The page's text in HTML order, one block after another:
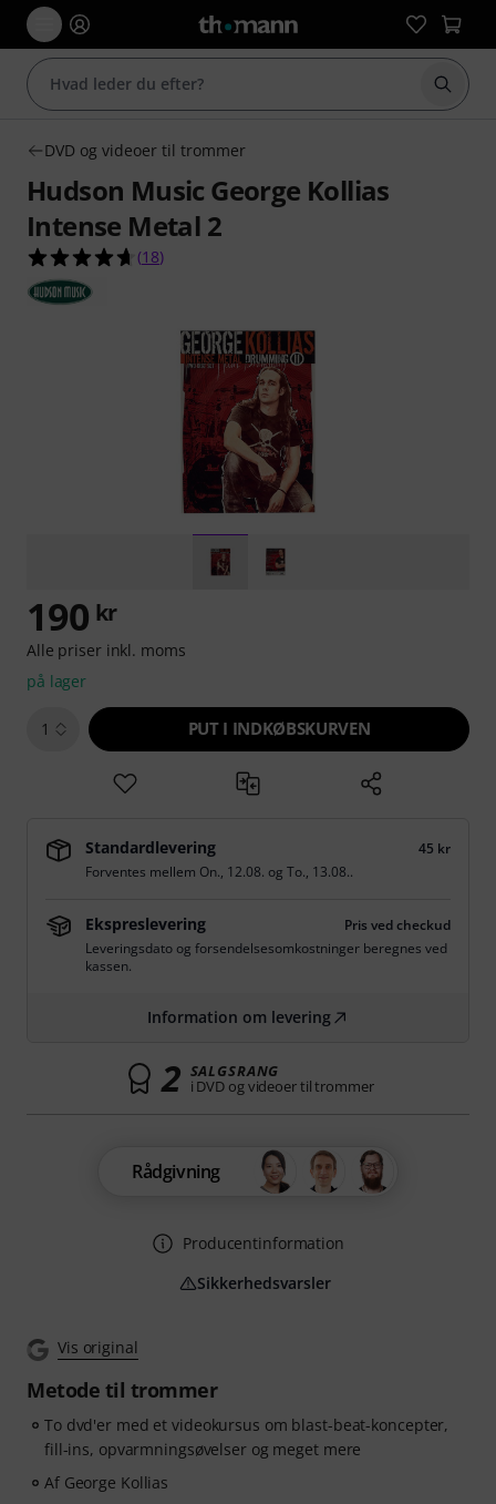
Start
DVD og videoer til trommer
Hudson Music George Kollias
Intense Metal 2
4.7 ud af 5 stjerner fra 18 kundebedømmelser
(18)
Vis original
Metode til trommer
To dvd'er med et videokursus om blast-beat-koncepter,
fill-ins, opvarmningsøvelser og meget mere
Af George Kollias
190 kr
Alle priser inkl. moms
på lager
1 PUT I INDKØBSKURVEN
Standardlevering
45 kr
Forventes mellem On., 12.08. og To., 13.08..
Ekspreslevering
Pris ved checkud
Leveringsdato og forsendelsesomkostninger beregnes ved
kassen.
Information om levering
2 SALGSRANG
i DVD og videoer til trommer
Rådgivning
Producentinformation
Sikkerhedsvarsler